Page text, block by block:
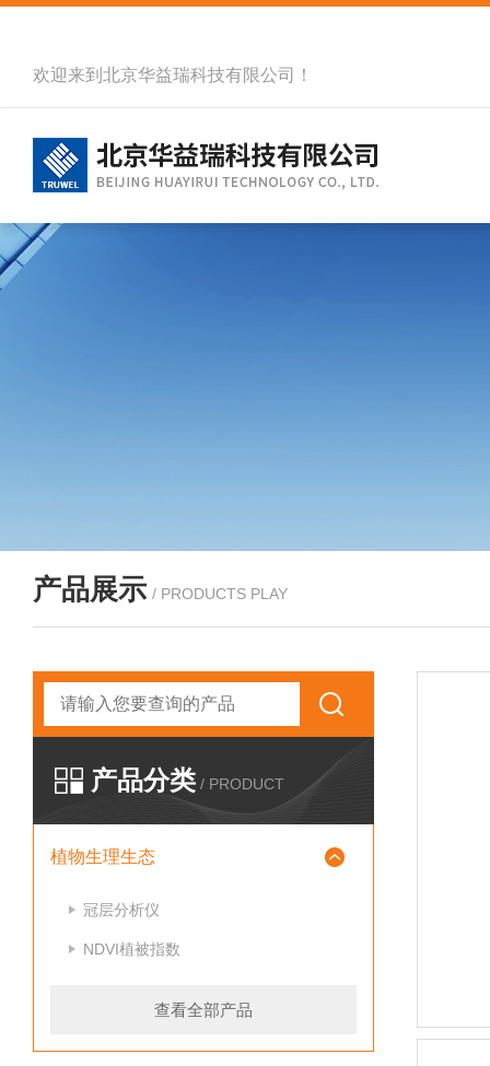
欢迎来到北京华益瑞科技有限公司！
产品展示 / PRODUCTS PLAY
产品分类 / PRODUCT
植物生理生态
冠层分析仪
NDVI植被指数
查看全部产品